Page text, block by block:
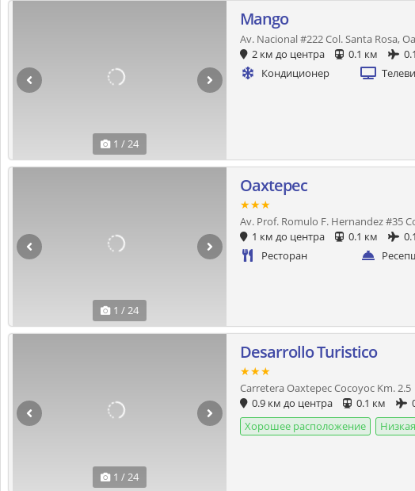
1 / 24
Mango
Av. Nacional #222 Col. Santa Rosa,
2 км до центра
0.1 км
Кондиционер
1 / 24
Oaxtepec
★★★
Av. Prof. Romulo F. Hernandez #35
1 км до центра
0.1 км
Ресторан
1 / 24
Desarrollo Turistico
★★★
Carretera Oaxtepec Cocoyoc Km. 2.5
0.9 км до центра
0.1 км
Хорошее расположение